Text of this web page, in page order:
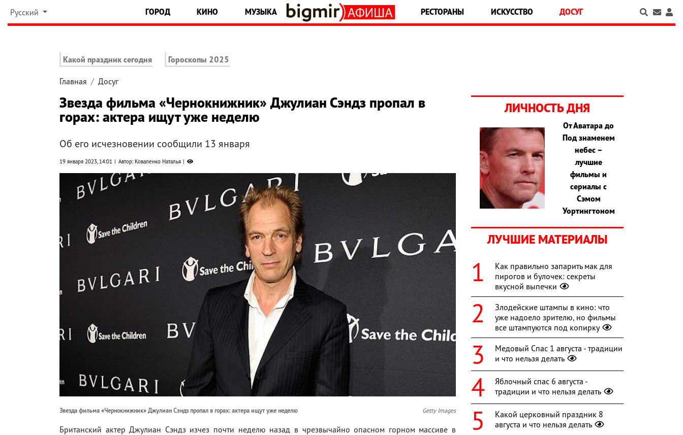
Русский ГОРОД КИНО МУЗЫКА РЕСТОРАНЫ ИСКУССТВО ДОСУГ
Какой праздник сегодня Гороскопы 2025
Главная Досуг
Звезда фильма «Чернокнижник» Джулиан Сэндз пропал в
горах: актера ищут уже неделю
Об его исчезновении сообщили 13 января
19 января 2023, 14:01 Автор: Коваленко Наталья
Звезда фильма «Чернокнижник» Джулиан Сэндз пропал в горах: актера ищут уже неделю Getty Images
Британский актер Джулиан Сэндз изчез почти неделю назад в чрезвычайно опасном горном массиве в
ЛИЧНОСТЬ ДНЯ
От Аватара до
Под знаменем
небес –
лучшие
фильмы и
сериалы с
Сэмом
Уортингтоном
ЛУЧШИЕ МАТЕРИАЛЫ
Как правильно запарить мак для
пирогов и булочек: секреты
вкусной выпечки
Злодейские штампы в кино: что
уже надоело зрителю, но фильмы
все штампуются под копирку
Медовый Спас 1 августа - традиции
и что нельзя делать
Яблочный спас 6 августа -
традиции и что нельзя делать
Какой церковный праздник 8
августа и что нельзя делать